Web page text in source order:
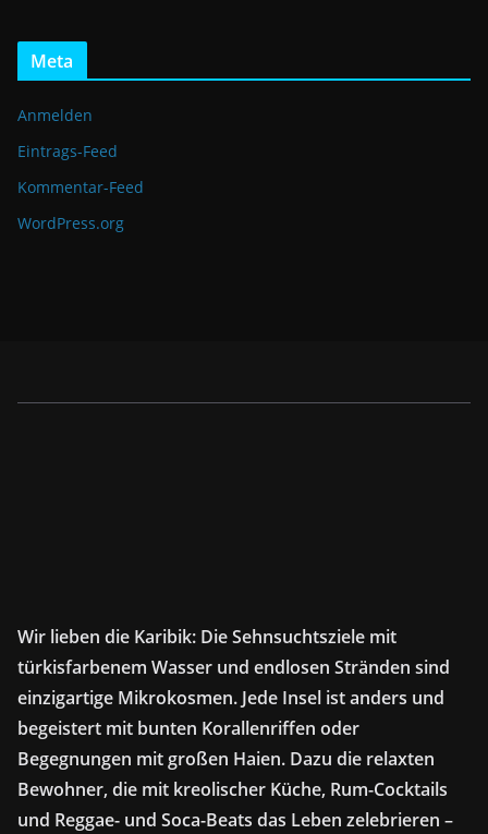
Meta
Anmelden
Eintrags-Feed
Kommentar-Feed
WordPress.org
Wir lieben die Karibik: Die Sehnsuchtsziele mit
türkisfarbenem Wasser und endlosen Stränden sind
einzigartige Mikrokosmen. Jede Insel ist anders und
begeistert mit bunten Korallenriffen oder
Begegnungen mit großen Haien. Dazu die relaxten
Bewohner, die mit kreolischer Küche, Rum-Cocktails
und Reggae- und Soca-Beats das Leben zelebrieren –